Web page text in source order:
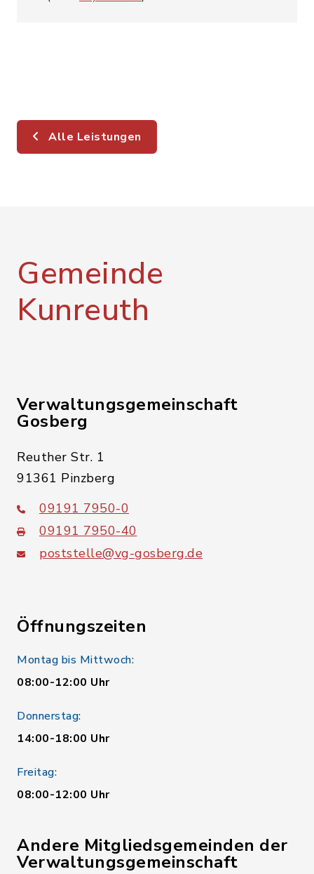
Alle Leistungen
Gemeinde
Kunreuth
Verwaltungsgemeinschaft
Gosberg
Reuther Str. 1
91361 Pinzberg
09191 7950-0
09191 7950-40
poststelle@vg-gosberg.de
Öffnungszeiten
Montag bis Mittwoch:
08:00-12:00 Uhr
Donnerstag:
14:00-18:00 Uhr
Freitag:
08:00-12:00 Uhr
Andere Mitgliedsgemeinden der
Verwaltungsgemeinschaft